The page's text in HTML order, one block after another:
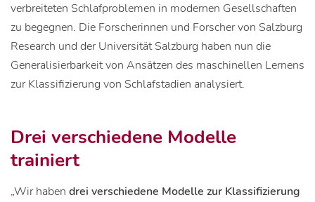
verbreiteten Schlafproblemen in modernen Gesellschaften
zu begegnen. Die Forscherinnen und Forscher von Salzburg
Research und der Universität Salzburg haben nun die
Generalisierbarkeit von Ansätzen des maschinellen Lernens
zur Klassifizierung von Schlafstadien analysiert.
Drei verschiedene Modelle
trainiert
„Wir haben drei verschiedene Modelle zur Klassifizierung